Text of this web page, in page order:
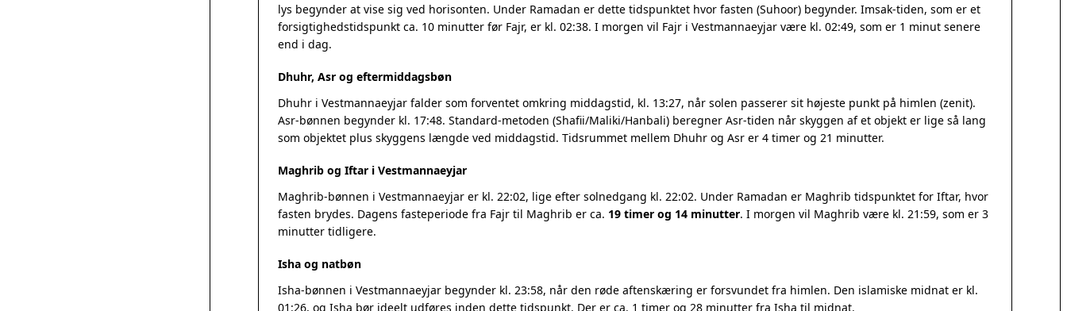
lys begynder at vise sig ved horisonten. Under Ramadan er dette tidspunktet hvor fasten (Suhoor) begynder. Imsak-tiden, som er et
forsigtighedstidspunkt ca. 10 minutter før Fajr, er kl. 02:38. I morgen vil Fajr i Vestmannaeyjar være kl. 02:49, som er 1 minut senere
end i dag.
Dhuhr, Asr og eftermiddagsbøn
Dhuhr i Vestmannaeyjar falder som forventet omkring middagstid, kl. 13:27, når solen passerer sit højeste punkt på himlen (zenit).
Asr-bønnen begynder kl. 17:48. Standard-metoden (Shafii/Maliki/Hanbali) beregner Asr-tiden når skyggen af et objekt er lige så lang
som objektet plus skyggens længde ved middagstid. Tidsrummet mellem Dhuhr og Asr er 4 timer og 21 minutter.
Maghrib og Iftar i Vestmannaeyjar
Maghrib-bønnen i Vestmannaeyjar er kl. 22:02, lige efter solnedgang kl. 22:02. Under Ramadan er Maghrib tidspunktet for Iftar, hvor
fasten brydes. Dagens fasteperiode fra Fajr til Maghrib er ca. 19 timer og 14 minutter. I morgen vil Maghrib være kl. 21:59, som er 3
minutter tidligere.
Isha og natbøn
Isha-bønnen i Vestmannaeyjar begynder kl. 23:58, når den røde aftenskæring er forsvundet fra himlen. Den islamiske midnat er kl.
01:26, og Isha bør ideelt udføres inden dette tidspunkt. Der er ca. 1 timer og 28 minutter fra Isha til midnat.